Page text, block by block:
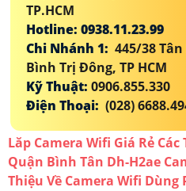
TP.HCM
Hotline: 0938.11.23.99
Chi Nhánh 1: 445/38
Bình Trị Đông, TP HCM
Kỹ Thuật: 0906.855.330
Điện Thoại: (028)
Lăp Camera Wifi Giá Rẻ
Quận Bình Tân Dh-H2ae
Thiệu Về Camera Wifi Dùng